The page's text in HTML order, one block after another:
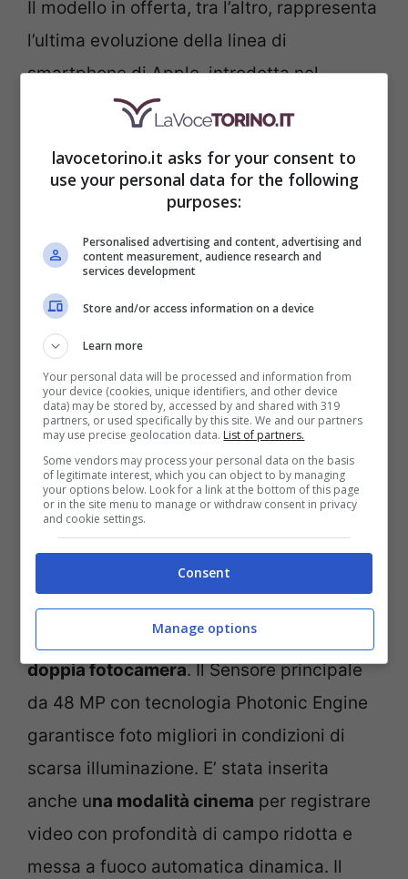
Il modello in offerta, tra l’altro, rappresenta
l’ultima evoluzione della linea di
smartphone di Apple, introdotta nel
settembre 2023. Questo modello presenta
versioni precedenti. Il suoChip A16 Bionic
più potente ed efficiente rispetto al
modello precedente, garantisce
prestazioni elevate e un consumo
energetico ridotto.
, poi, utilizzaun sistema a
doppia fotocamera. Il Sensore principale
da 48 MP con tecnologia Photonic Engine
garantisce foto migliori in condizioni di
scarsa illuminazione. E’ stata inserita
anche una modalità cinema per registrare
video con profondità di campo ridotta e
messa a fuoco automatica dinamica. Il
lavocetorino.it asks for your consent to
use your personal data for the following
purposes:
Personalised advertising and content, advertising and
content measurement, audience research and
services development
Store and/or access information on a device
Learn more
Your personal data will be processed and information from
your device (cookies, unique identifiers, and other device
data) may be stored by, accessed by and shared with 319
partners, or used specifically by this site. We and our partners
may use precise geolocation data. List of partners.
Some vendors may process your personal data on the basis
of legitimate interest, which you can object to by managing
your options below. Look for a link at the bottom of this page
or in the site menu to manage or withdraw consent in privacy
and cookie settings.
Consent
Manage options